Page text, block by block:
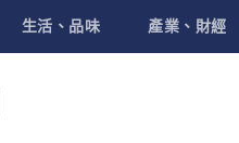
生活、品味 產業、財經